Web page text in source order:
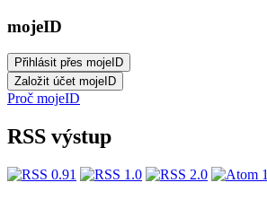
mojeID
Proč mojeID
RSS výstup